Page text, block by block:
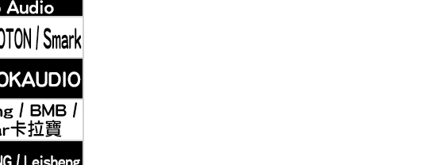
力奇 家庭劇院套組5 安裝實例